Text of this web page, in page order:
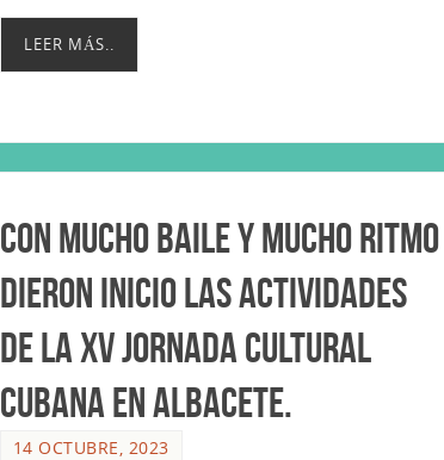
LEER MÁS..
Con mucho baile y mucho ritmo
dieron inicio las actividades
de la XV Jornada Cultural
Cubana en Albacete.
14 OCTUBRE, 2023